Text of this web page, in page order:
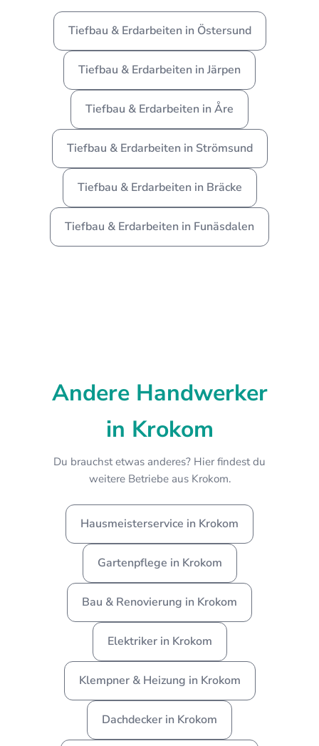
Tiefbau & Erdarbeiten in Östersund
Tiefbau & Erdarbeiten in Järpen
Tiefbau & Erdarbeiten in Åre
Tiefbau & Erdarbeiten in Strömsund
Tiefbau & Erdarbeiten in Bräcke
Tiefbau & Erdarbeiten in Funäsdalen
Andere Handwerker
in Krokom
Du brauchst etwas anderes? Hier findest du
weitere Betriebe aus Krokom.
Hausmeisterservice in Krokom
Gartenpflege in Krokom
Bau & Renovierung in Krokom
Elektriker in Krokom
Klempner & Heizung in Krokom
Dachdecker in Krokom